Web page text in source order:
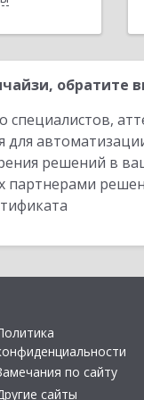
обратите
специалистов,
для
решений в
партнерами
по сайту
сайты